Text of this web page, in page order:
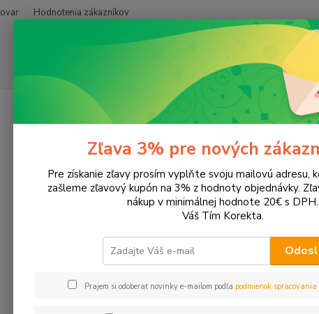
Hodnotenia zákazníkov
Tonery a náplne do tlačiarní Hewlett Packard HP
OfficeJet G95
V tejto kategórii nebol nájdený žiadny tovar.
Zľava 3% pre nových
Pre získanie zľavy prosím vyplňte svoju mailovú adresu,
zašleme zľavový kupón na 3% z hodnoty objednávky.
nákup v minimálnej hodnote 20€ s DPH.
Váš Tím Korekta.
Prajem si odoberať novinky e-mailom podľa podmienok